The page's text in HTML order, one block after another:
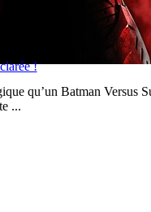
!
qu’un Batman Versus
...